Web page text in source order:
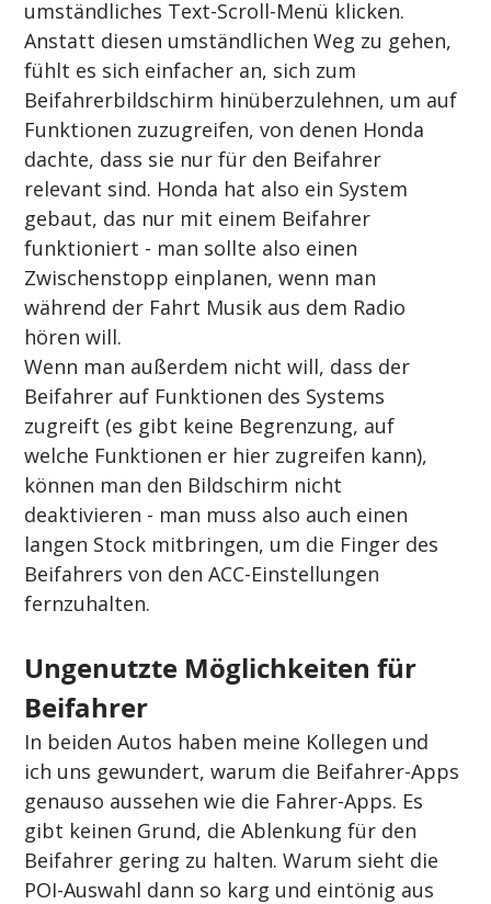
umständliches Text-Scroll-Menü klicken.
Anstatt diesen umständlichen Weg zu gehen,
fühlt es sich einfacher an, sich zum
Beifahrerbildschirm hinüberzulehnen, um auf
Funktionen zuzugreifen, von denen Honda
dachte, dass sie nur für den Beifahrer
relevant sind. Honda hat also ein System
gebaut, das nur mit einem Beifahrer
funktioniert - man sollte also einen
Zwischenstopp einplanen, wenn man
während der Fahrt Musik aus dem Radio
hören will.
Wenn man außerdem nicht will, dass der
Beifahrer auf Funktionen des Systems
zugreift (es gibt keine Begrenzung, auf
welche Funktionen er hier zugreifen kann),
können man den Bildschirm nicht
deaktivieren - man muss also auch einen
langen Stock mitbringen, um die Finger des
Beifahrers von den ACC-Einstellungen
fernzuhalten.
Ungenutzte Möglichkeiten für
Beifahrer
In beiden Autos haben meine Kollegen und
ich uns gewundert, warum die Beifahrer-Apps
genauso aussehen wie die Fahrer-Apps. Es
gibt keinen Grund, die Ablenkung für den
Beifahrer gering zu halten. Warum sieht die
POI-Auswahl dann so karg und eintönig aus